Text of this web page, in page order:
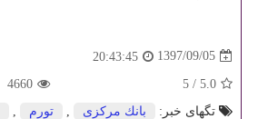
1397/09/05
20:43:45
5.0
/
5
4660
تگهای خبر:
بانك مركزی تورم